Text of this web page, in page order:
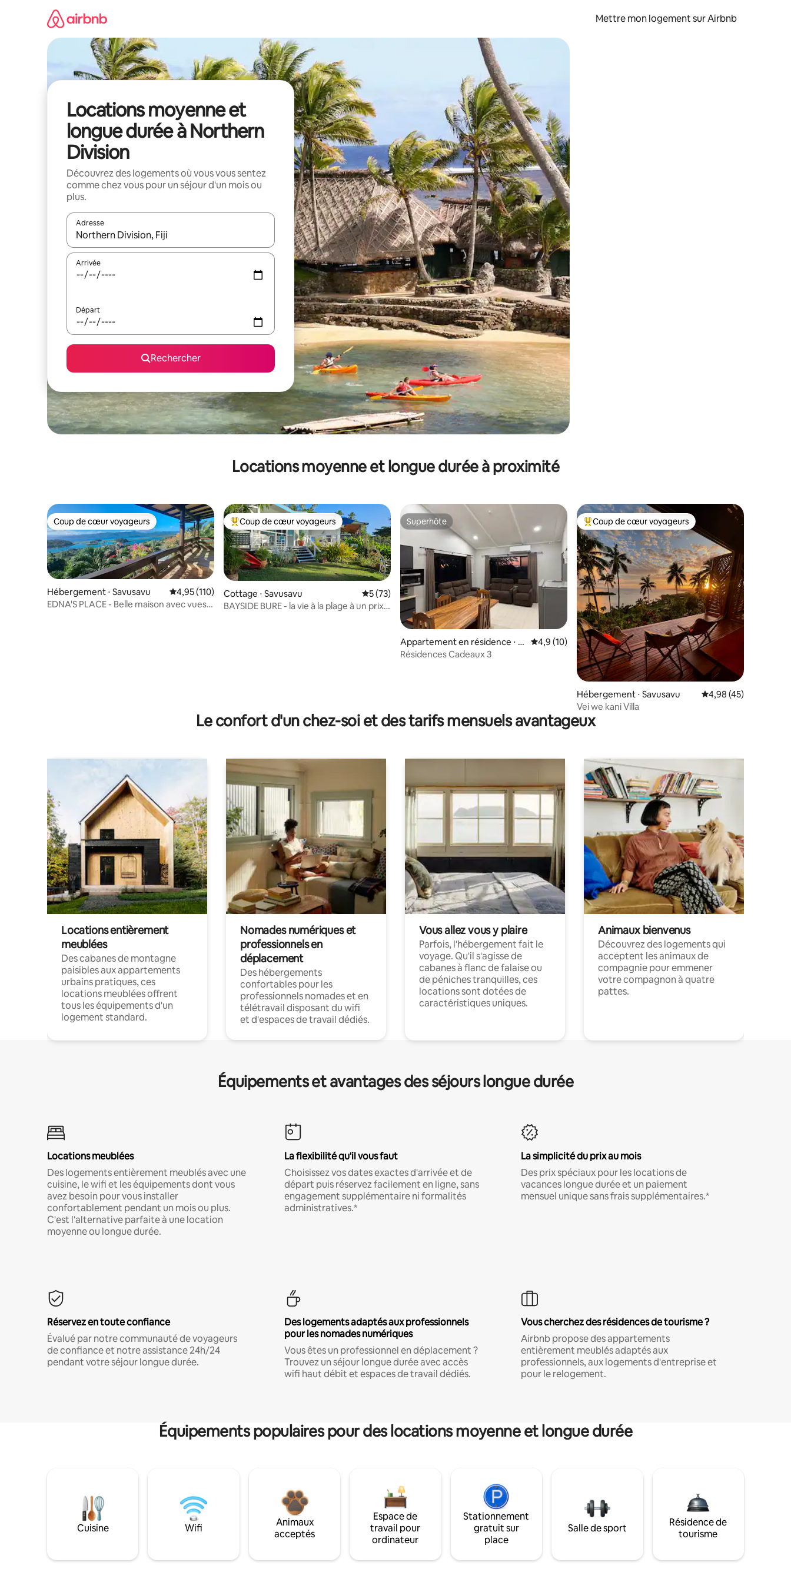
Mettre mon logement sur Airbnb
Locations moyenne et
longue durée à Northern
Division
Découvrez des logements où vous vous sentez
comme chez vous pour un séjour d'un mois ou
plus.
Adresse
Lorsque les résultats s'affichent, utilisez les flèches vers le haut et vers le bas pour les parcourir ou en appuyant et en faisant glisser.
Arrivée
Départ
Rechercher
Locations moyenne et longue durée à proximité
Coup de cœur voyageurs
Coup de cœur voyageurs
Hébergement ⋅ Savusavu Évaluation moyenne sur la base de 110 commentaires : 4,95 sur 5
4,95 (110)
EDNA'S PLACE - Belle maison avec vues
Coups de cœur voyageurs les plus appréciés
Coup de cœur voyageurs
Cottage ⋅ Savusavu Évaluation moyenne sur la base de 73 commentaires : 5 sur 5
5 (73)
BAYSIDE BURE - la vie à la plage à un prix
Superhôte
Superhôte
Appartement en résidence ⋅ L
abasa
Évaluation moyenne sur la base de 10 commentaires : 4,9 sur 5
4,9 (10)
Résidences Cadeaux 3
Coups de cœur voyageurs les plus appréciés
Coup de cœur voyageurs
Hébergement ⋅ Savusavu Évaluation moyenne
4,98 (45)
Vei we kani Villa
Le confort d'un chez-soi et des tarifs mensuels avantageux
Locations entièrement
meublées
Des cabanes de montagne
paisibles aux appartements
urbains pratiques, ces
locations meublées offrent
tous les équipements d'un
logement standard.
Nomades numériques et
professionnels en
déplacement
Des hébergements
confortables pour les
professionnels nomades et en
télétravail disposant du wifi
et d'espaces de travail dédiés.
Vous allez vous y plaire
Parfois, l'hébergement fait le
voyage. Qu'il s'agisse de
cabanes à flanc de falaise ou
de péniches tranquilles, ces
locations sont dotées de
caractéristiques uniques.
Animaux bienvenus
Découvrez des logements qui
acceptent les animaux de
compagnie pour emmener
votre compagnon à quatre
pattes.
Équipements et avantages des séjours longue durée
Locations meublées
Des logements entièrement meublés avec une
cuisine, le wifi et les équipements dont vous
avez besoin pour vous installer
confortablement pendant un mois ou plus.
C'est l'alternative parfaite à une location
moyenne ou longue durée.
La flexibilité qu'il vous faut
Choisissez vos dates exactes d'arrivée et de
départ puis réservez facilement en ligne, sans
engagement supplémentaire ni formalités
administratives.*
La simplicité du prix au mois
Des prix spéciaux pour les locations de
vacances longue durée et un paiement
mensuel unique sans frais supplémentaires.*
Réservez en toute confiance
Évalué par notre communauté de voyageurs
de confiance et notre assistance 24h/24
pendant votre séjour longue durée.
Des logements adaptés aux professionnels
pour les nomades numériques
Vous êtes un professionnel en déplacement ?
Trouvez un séjour longue durée avec accès
wifi haut débit et espaces de travail dédiés.
Vous cherchez des résidences de tourisme ?
Airbnb propose des appartements
entièrement meublés adaptés aux
professionnels, aux logements d'entreprise et
pour le relogement.
Équipements populaires pour des locations moyenne et longue durée
Cuisine Wifi
Animaux
acceptés
Espace de
travail pour
ordinateur
Stationnement
gratuit sur
place
Salle de sport
Résidence de
tourisme